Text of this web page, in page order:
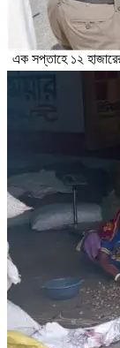
এক সপ্তাহে ১২